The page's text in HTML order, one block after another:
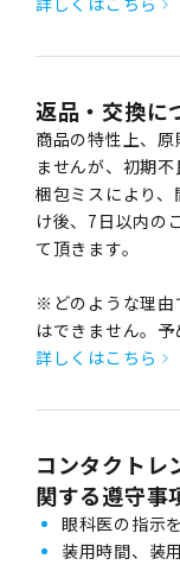
返品・交換に
商品の特性上、
ませんが、初期
梱包ミスにより
け後、7日以内の
て頂きます。
※どのような理由
はできません。予
詳しくはこちら
コンタクトレ
関する遵守事
眼科医の指示
装用時間、装